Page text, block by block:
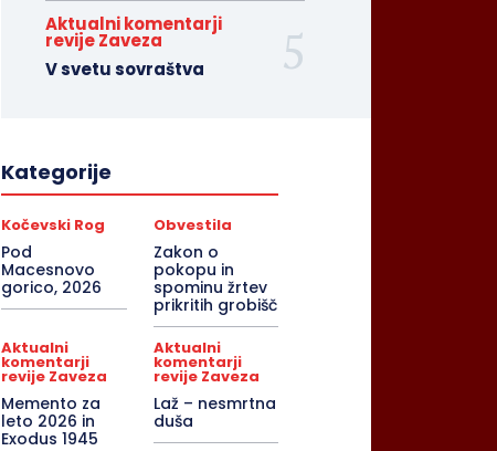
Aktualni komentarji
revije Zaveza
V svetu sovraštva
Kategorije
Kočevski Rog
Pod
Macesnovo
gorico, 2026
Obvestila
Zakon o
pokopu in
spominu žrtev
prikritih grobišč
Aktualni
komentarji
revije Zaveza
Memento za
leto 2026 in
Exodus 1945
Aktualni
komentarji
revije Zaveza
Laž – nesmrtna
duša